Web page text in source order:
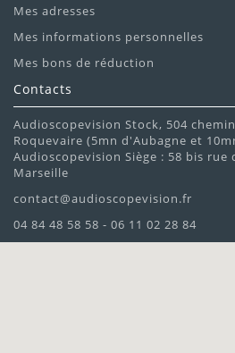
Mes adresses
Mes informations personnelles
Mes bons de réduction
Contacts
Audioscopevision Stock, 504
Roquevaire (5mn d'Aubagne et
Audioscopevision Siège : 58 bis rue
Marseille
contact@audioscopevision.fr
04 84 48 58 58 - 06 11 02 28 84